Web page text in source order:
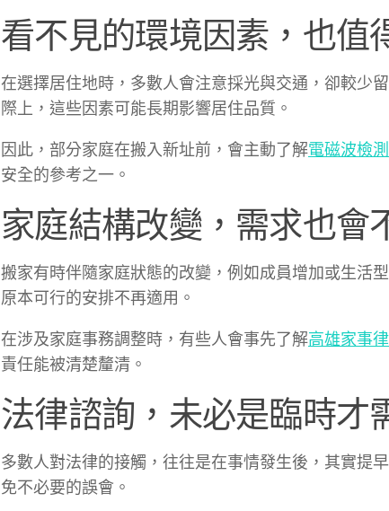
看不見的環境因素，也值
在選擇居住地時，多數人會注意採光與交通，卻較少
際上，這些因素可能長期影響居住品質。
因此，部分家庭在搬入新址前，會主動了解電磁波檢測
安全的參考之一。
家庭結構改變，需求也會
搬家有時伴隨家庭狀態的改變，例如成員增加或生活
原本可行的安排不再適用。
在涉及家庭事務調整時，有些人會事先了解高雄家事
責任能被清楚釐清。
法律諮詢，未必是臨時才
多數人對法律的接觸，往往是在事情發生後，其實提
免不必要的誤會。